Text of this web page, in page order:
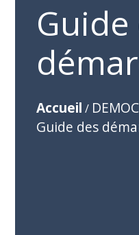
Guide
Accueil /
Guide des